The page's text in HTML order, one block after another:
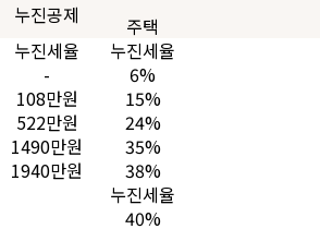
누진공제
주택
누진세율 누진세율
-
6%
108만원
15%
522만원
24%
1490만원
35%
1940만원
38%
누진세율
40%